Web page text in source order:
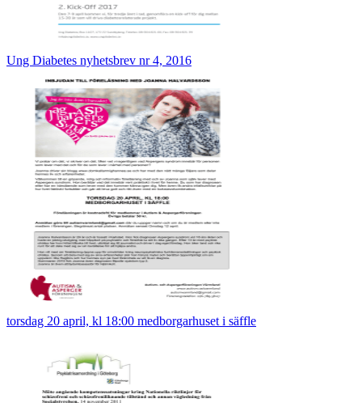
Ung Diabetes nyhetsbrev nr 4, 2016
torsdag 20 april, kl 18:00 medborgarhuset i säffle